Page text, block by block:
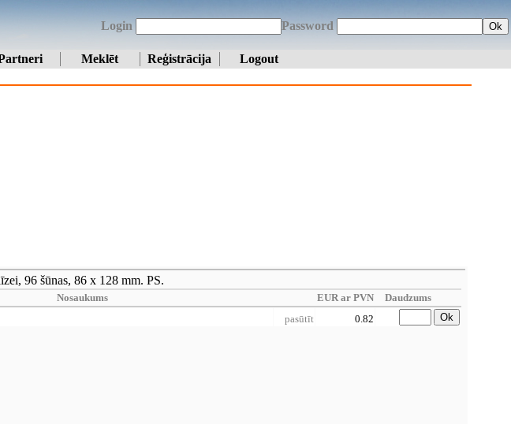
Login Password Ok
Meklēt Reģistrācija
Logout
96 šūnas, 86 x 128 mm. PS.
Nosaukums EUR ar PVN
Daudzums
pasūtīt 0.82 Ok